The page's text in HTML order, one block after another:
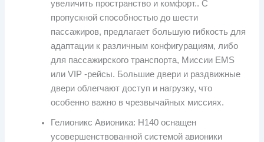
увеличить пространство и комфорт.. С
пропускной способностью до шести
пассажиров, предлагает большую гибкость для
адаптации к различным конфигурациям, либо
для пассажирского транспорта, Миссии EMS
или VIP -рейсы. Большие двери и раздвижные
двери облегчают доступ и нагрузку, что
особенно важно в чрезвычайных миссиях.
Гелионикс Авионика: H140 оснащен
усовершенствованной системой авионики